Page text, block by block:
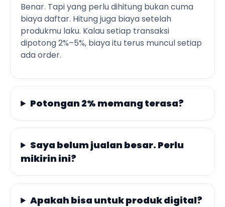
Benar. Tapi yang perlu dihitung bukan cuma
biaya daftar. Hitung juga biaya setelah
produkmu laku. Kalau setiap transaksi
dipotong 2%–5%, biaya itu terus muncul setiap
ada order.
Potongan 2% memang terasa?
Saya belum jualan besar. Perlu
mikirin ini?
Apakah bisa untuk produk digital?